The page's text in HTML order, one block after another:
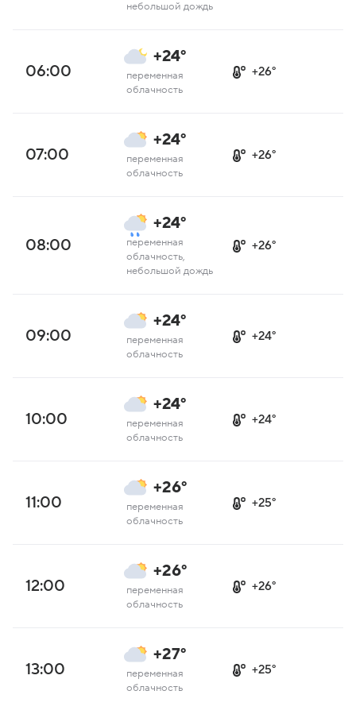
небольшой дождь
06:00
+24°
переменная
облачность
+26°
07:00
+24°
переменная
облачность
+26°
08:00
+24°
переменная
облачность,
небольшой дождь
+26°
09:00
+24°
переменная
облачность
+24°
10:00
+24°
переменная
облачность
+24°
11:00
+26°
переменная
облачность
+25°
12:00
+26°
переменная
облачность
+26°
13:00
+27°
переменная
облачность
+25°